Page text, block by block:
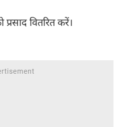
वितरित करें।